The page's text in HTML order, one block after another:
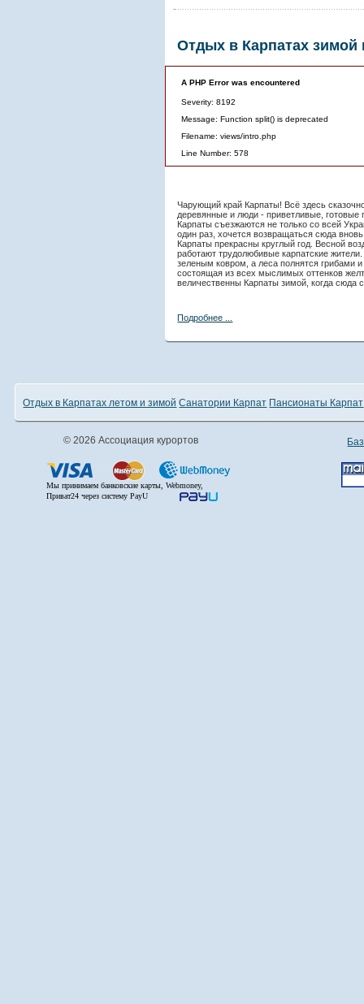
Отдых в Карпатах зимой
A PHP Error was encountered
Severity: 8192
Message: Function split() is deprecated
Filename: views/intro.php
Line Number: 578
Чарующий край Карпаты! Всё здесь
деревянные и люди - приветливые, готовые
Карпаты съезжаются не только со всей
один раз, хочется возвращаться сюда
Карпаты прекрасны круглый год. Весной
работают трудолюбивые карпатские
зеленым ковром, а леса полнятся грибами
состоящая из всех мыслимых оттенков
величественны Карпаты зимой, когда сюда
Подробнее ...
Отдых в Карпатах летом и зимой Санатории Карпат Пансионаты Карпат
© 2026 Ассоциация курортов
Мы принимаем банковские карты, Webmoney,
Приват24 через систему PayU